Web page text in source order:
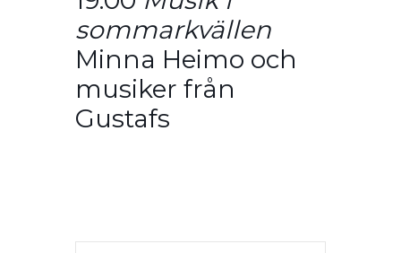
sommarkvällen
Minna Heimo och
musiker från
Gustafs